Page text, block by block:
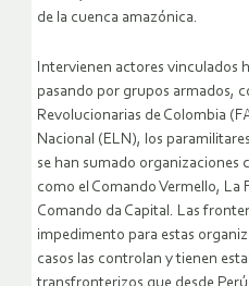
de la cuenca amazónica.
Intervienen actores vinculados
pasando por grupos armados,
Revolucionarias de Colombia
Nacional (ELN), los
se han sumado organizaciones
como el Comando Vermello, La
Comando da Capital. Las
impedimento para estas
casos las controlan y tienen